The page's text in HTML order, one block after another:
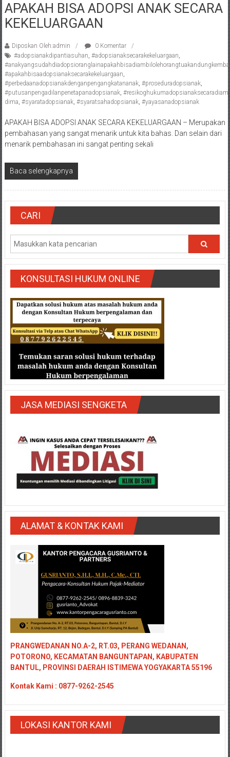
Pengacara
Perceraian/
/
Konsultan
Hukum
/
Konsultan
Hukum
Pajak/
Mediator/
Mediasi/
Kidul/Wonosari/Wates/Kulonprogo/
Yogyakarta/Jogja/
Purwakarta,
Sukoharjo/
Batang/Brebes/
Purworejo,
Kebumen/Magelang/Temanggung/Mungkid/Demak/
Batu/
Bekasi/Jakarta
selatan/
Jakarta
Utara/
Jakarta
Pusat/
Karawang/
Lampung
Barat/
Lampung
Jambi/
Bengkulu/
Aceh/
Damasyaraya/
Solok/
Padang
Selatan/Padang
Padang
Utara/
Pariaman/
Padang
panjang/
Baso/
Tanjung
APAKAH BISA ADOPSI ANAK SECARA
KEKELUARGAAN
Diposkan Oleh:admin
0 Komentar
#adopsianakdipantiasuhan, #adopsianaksecarakekeluargaan,
#apakahbisaadopsianaksecarakekeluargaan,
#perbedaanadopsianakdenganpengangkatananak, #proseduradopsianak,
#putusanpengadilanpenetapanadopsianak, #resikoghukumadopsianaksecaradiam-
dima, #syaratadopsianak, #syaratsahadopsianak, #yayasanadopsianak
APAKAH BISA ADOPSI ANAK SECARA KEKELUARGAAN – Merupakan
pembahasan yang sangat menarik untuk kita bahas. Dan selain dari
menarik pembahasan ini sangat penting sekali
Baca selengkapnya
CARI
KONSULTASI HUKUM ONLINE
JASA MEDIASI SENGKETA
ALAMAT & KONTAK KAMI
PRANGWEDANAN NO.A-2, RT.03, PERANG WEDANAN,
POTORONO, KECAMATAN BANGUNTAPAN, KABUPATEN
BANTUL, PROVINSI DAERAH ISTIMEWA YOGYAKARTA 55196
Kontak Kami : 0877-9262-2545
LOKASI KANTOR KAMI